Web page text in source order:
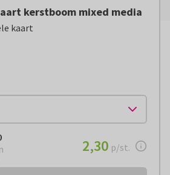
kerstboom mixed media
kaart
€ 2,30per stuk
2,30 p/st.